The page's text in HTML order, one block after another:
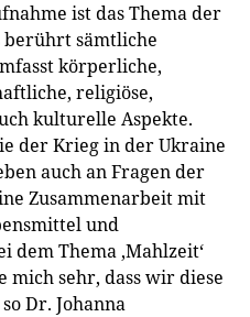
ist das Thema der
berührt sämtliche
körperliche,
religiöse,
kulturelle Aspekte.
der Krieg in der Ukraine
auch an Fragen der
Zusammenarbeit mit
und
Thema ‚Mahlzeit‘
sehr, dass wir diese
Dr. Johanna